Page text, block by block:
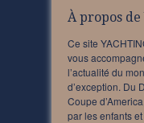
À propos de
Ce site
vous
l’actualité du
d’exception. Du
Coupe
par les enfants